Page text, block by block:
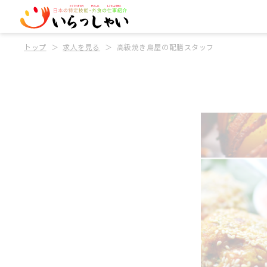
トップ 求人を見る 高級焼き鳥屋の配膳スタッフ